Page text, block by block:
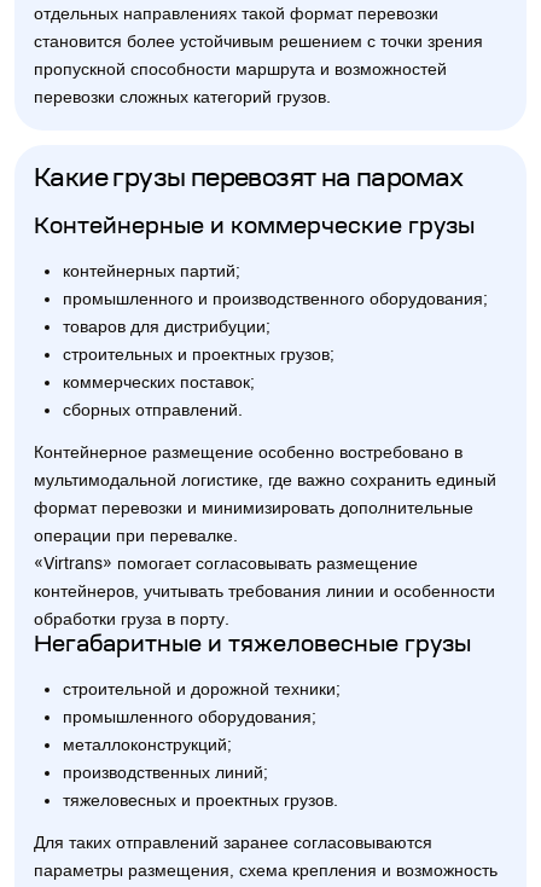
отдельных направлениях такой формат перевозки
становится более устойчивым решением с точки зрения
пропускной способности маршрута и возможностей
перевозки сложных категорий грузов.
Какие грузы перевозят на паромах
Контейнерные и коммерческие грузы
контейнерных партий;
промышленного и производственного оборудования;
товаров для дистрибуции;
строительных и проектных грузов;
коммерческих поставок;
сборных отправлений.
Контейнерное размещение особенно востребовано в
мультимодальной логистике, где важно сохранить единый
формат перевозки и минимизировать дополнительные
операции при перевалке.
«Virtrans» помогает согласовывать размещение
контейнеров, учитывать требования линии и особенности
обработки груза в порту.
Негабаритные и тяжеловесные грузы
строительной и дорожной техники;
промышленного оборудования;
металлоконструкций;
производственных линий;
тяжеловесных и проектных грузов.
Для таких отправлений заранее согласовываются
параметры размещения, схема крепления и возможность